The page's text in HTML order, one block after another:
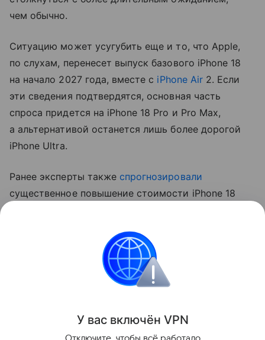
чем обычно.
Ситуацию может усугубить еще и то, что Apple,
по слухам, перенесет выпуск базового iPhone 18
на начало 2027 года, вместе с iPhone Air2. Если
эти сведения подтвердятся, основная часть
спроса придется на iPhone 18 Pro и Pro Max,
а альтернативой останется лишь более дорогой
iPhone Ultra.
Ранее эксперты также спрогнозировали
существенное повышение стоимости iPhone 18
Поделиться
У вас включён VPN